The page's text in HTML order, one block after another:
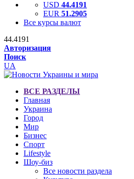
USD 44.4191
EUR 51.2905
Все курсы валют
44.4191
Авторизация
Поиск
UA
ВСЕ РАЗДЕЛЫ
Главная
Украина
Город
Мир
Бизнес
Спорт
Lifestyle
Шоу-биз
Все новости раздела